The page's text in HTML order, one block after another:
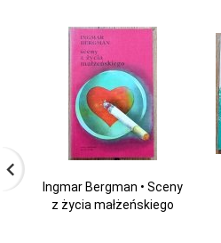
Ingmar Bergman • Sceny
z życia małżeńskiego